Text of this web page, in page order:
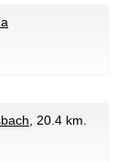
, 20.4 km.